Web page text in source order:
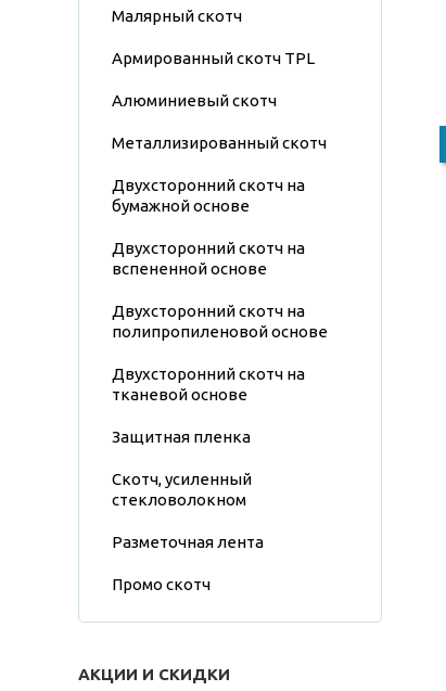
Малярный скотч
Армированный скотч TPL
Алюминиевый скотч
Металлизированный скотч
Двухсторонний скотч на
бумажной основе
Двухсторонний скотч на
вспененной основе
Двухсторонний скотч на
полипропиленовой основе
Двухсторонний скотч на
тканевой основе
Защитная пленка
Скотч, усиленный
стекловолокном
Разметочная лента
Промо скотч
АКЦИИ И СКИДКИ